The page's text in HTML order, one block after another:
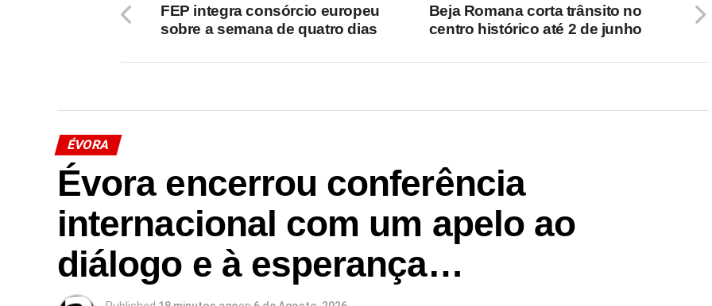
Beja Romana corta trânsito no
centro histórico até 2 de junho
FEP integra consórcio europeu
sobre a semana de quatro dias
ÉVORA
Évora encerrou conferência
internacional com um apelo ao
diálogo e à esperança…